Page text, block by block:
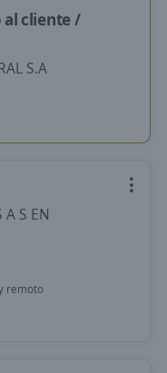
al cliente /
S.A
A S EN
remoto